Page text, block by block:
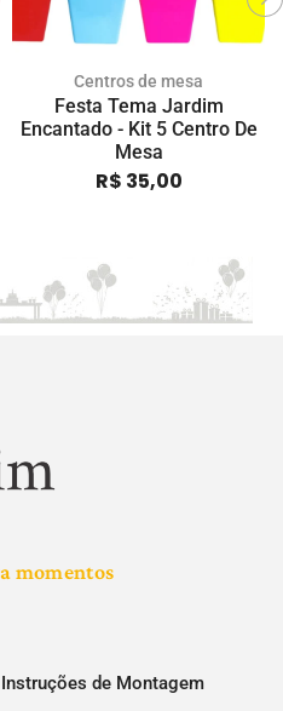
Centros de mesa
Festa Tema Jardim
Encantado - Kit 5 Centro De
Mesa
R$ 35,00
momentos
Instruções de Montagem